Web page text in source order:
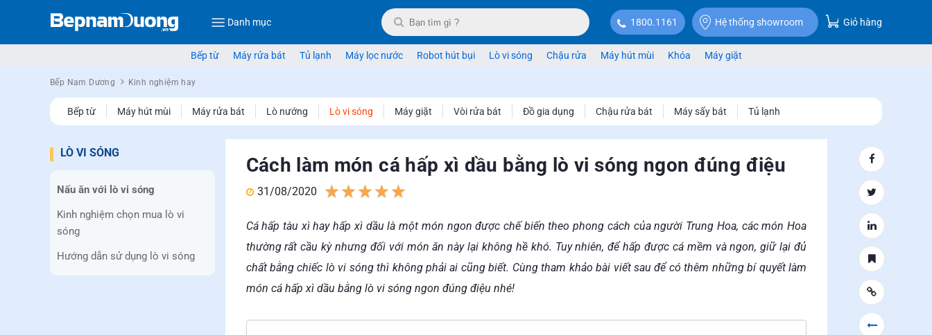
Danh mục 1800.1161 Hệ thống showroom Giỏ hàng
Bếp từ Máy rửa bát Tủ lạnh Máy lọc nước Robot hút bụi Lò vi sóng Chậu rửa Máy hút mùi Khóa Máy giặt
Bếp Nam Dương Kinh nghiệm hay
Bếp từ Máy hút mùi Máy rửa bát Lò nướng Lò vi sóng Máy giặt Vòi rửa bát Đồ gia dụng Chậu rửa bát Máy sấy bát Tủ lạnh
LÒ VI SÓNG
Nấu ăn với lò vi sóng
Kinh nghiệm chọn mua lò vi
sóng
Hướng dẫn sử dụng lò vi sóng
Cách làm món cá hấp xì dầu bằng lò vi sóng ngon đúng điệu
31/08/2020
Cá hấp tàu xì hay hấp xì dầu là một món ngon được chế biến theo phong cách của người Trung Hoa, các món Hoa
thường rất cầu kỳ nhưng đối với món ăn này lại không hề khó. Tuy nhiên, để hấp được cá mềm và ngon, giữ lại đủ
chất bằng chiếc lò vi sóng thì không phải ai cũng biết. Cùng tham khảo bài viết sau để có thêm những bí quyết làm
món cá hấp xì dầu bằng lò vi sóng ngon đúng điệu nhé!